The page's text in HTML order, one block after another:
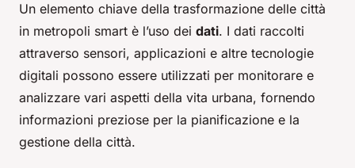
Un elemento chiave della trasformazione delle città
in metropoli smart è l’uso dei dati. I dati raccolti
attraverso sensori, applicazioni e altre tecnologie
digitali possono essere utilizzati per monitorare e
analizzare vari aspetti della vita urbana, fornendo
informazioni preziose per la pianificazione e la
gestione della città.